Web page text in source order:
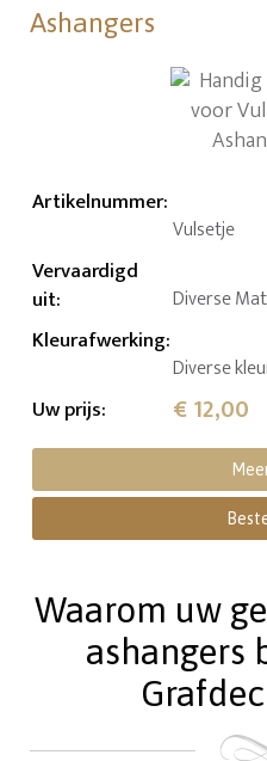
Ashangers
Artikelnummer:
Vulsetje
Vervaardigd
uit: Diverse
Kleurafwerking:
Diverse
Uw prijs: € 12,00
Waarom uw
ashangers